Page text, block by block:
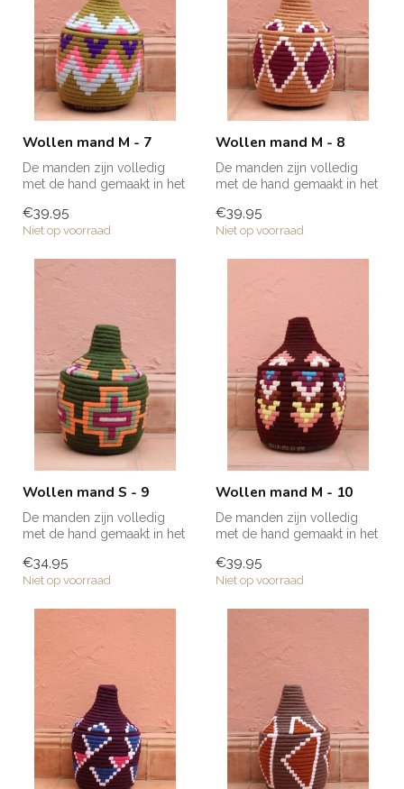
Wollen mand M - 7
De manden zijn volledig
met de hand gemaakt in het
man...
€39,95
Niet op voorraad
Wollen mand M - 8
De manden zijn volledig
met de hand gemaakt in het
man...
€39,95
Niet op voorraad
Wollen mand S - 9
De manden zijn volledig
met de hand gemaakt in het
man...
€34,95
Niet op voorraad
Wollen mand M - 10
De manden zijn volledig
met de hand gemaakt in het
man...
€39,95
Niet op voorraad